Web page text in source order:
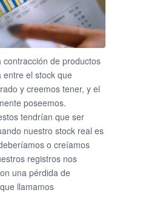
contracción de productos
entre el stock que
y creemos tener, y el
poseemos.
tendrían que ser
nuestro stock real es
o creíamos
registros nos
una pérdida de
llamamos